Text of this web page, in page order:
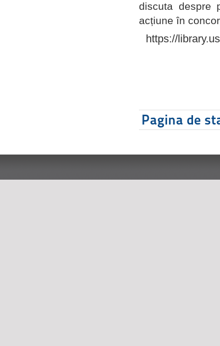
discuta despre
acțiune în
https://
Pagina de